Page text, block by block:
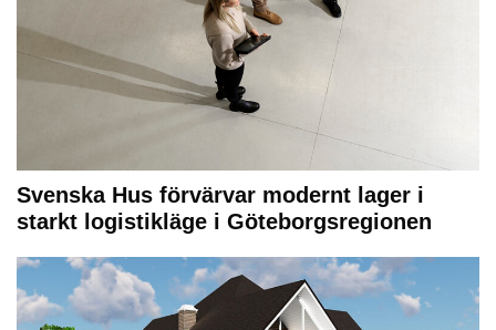
Svenska Hus förvärvar modernt lager i
starkt logistikläge i Göteborgsregionen